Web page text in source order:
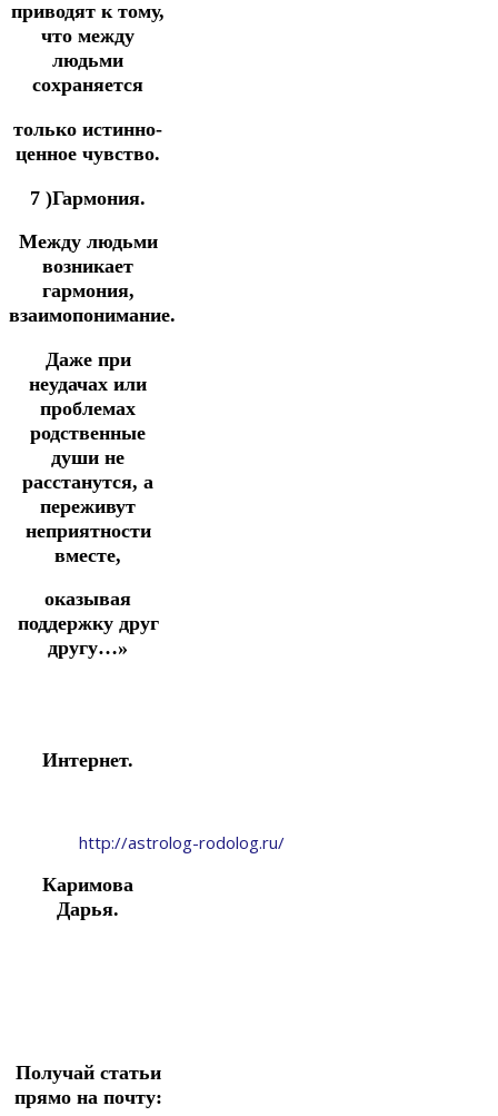
приводят к тому,
что между
людьми
сохраняется
только истинно-
ценное чувство.
7 )Гармония.
Между людьми
возникает
гармония,
взаимопонимание.
Даже при
неудачах или
проблемах
родственные
души не
расстанутся, а
переживут
неприятности
вместе,
оказывая
поддержку друг
другу…»
Интернет.
http://astrolog-rodolog.ru/
Каримова
Дарья.
Получай статьи
прямо на почту: